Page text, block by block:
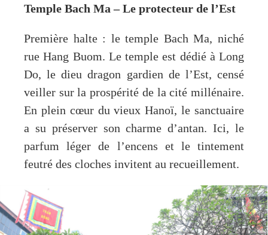
Temple Bach Ma – Le protecteur de l’Est
Première halte : le temple Bach Ma, niché
rue Hang Buom. Le temple est dédié à Long
Do, le dieu dragon gardien de l’Est, censé
veiller sur la prospérité de la cité millénaire.
En plein cœur du vieux Hanoï, le sanctuaire
a su préserver son charme d’antan. Ici, le
parfum léger de l’encens et le tintement
feutré des cloches invitent au recueillement.